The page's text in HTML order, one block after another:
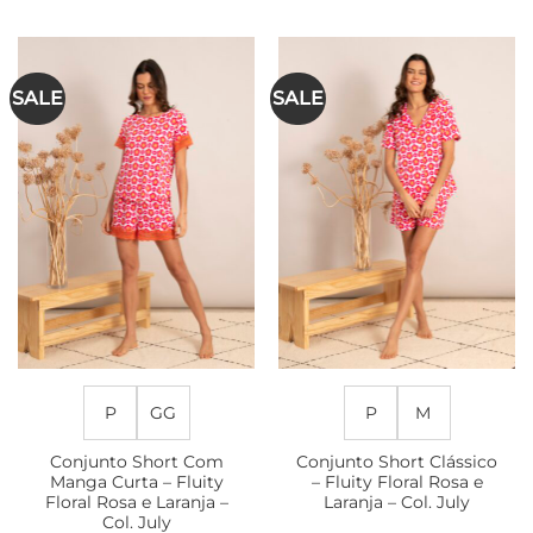
várias
variantes.
As
opções
podem
ser
escolhidas
página
do
produto
variantes.
As
opções
podem
ser
escolhidas
na
página
do
produto
SALE
P GG
Conjunto Short Com
Manga Curta – Fluity
Floral Rosa e Laranja –
Col. July
SALE
P M
Conjunto Short Clássico
– Fluity Floral Rosa e
Laranja – Col. July